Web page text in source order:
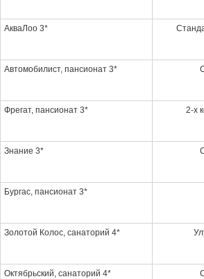
АкваЛоо 3*
Автомобилист, пансионат 3*
Фрегат, пансионат 3* 2-х
Знание 3*
Бургас, пансионат 3*
Золотой Колос, санаторий 4*
Октябрьский, санаторий 4*